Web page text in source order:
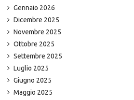
Gennaio 2026
Dicembre 2025
Novembre 2025
Ottobre 2025
Settembre 2025
Luglio 2025
Giugno 2025
Maggio 2025